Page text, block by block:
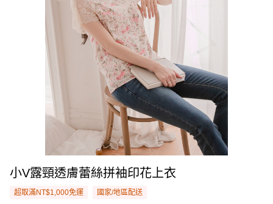
小V露頸透膚蕾絲拼袖印花上衣
超取滿NT$1,000免運 國家/地區配送